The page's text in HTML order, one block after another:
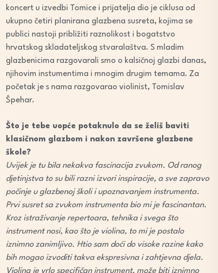
koncert u izvedbi Tomice i prijatelja dio je ciklusa od
ukupno četiri planirana glazbena susreta, kojima se
publici nastoji približiti raznolikost i bogatstvo
hrvatskog skladateljskog stvaralaštva. S mladim
glazbenicima razgovarali smo o kalsičnoj glazbi danas,
njihovim instumentima i mnogim drugim temama. Za
početak je s nama razgovarao violinist, Tomislav
Špehar.
Što je tebe uopće potaknulo da se želiš baviti
klasičnom glazbom i nakon završene glazbene
škole?
Uvijek je tu bila nekakva fascinacija zvukom. Od ranog
djetinjstva to su bili razni izvori inspiracije, a sve zapravo
počinje u glazbenoj školi i upoznavanjem instrumenta.
Prvi susret sa zvukom instrumenta bio mi je fascinantan.
Kroz istraživanje repertoara, tehnika i svega što
instrument nosi, kao što je violina, to mi je postalo
iznimno zanimljivo. Htio sam doći do visoke razine kako
bih mogao izvoditi takva ekspresivna i zahtjevna djela.
Violina je vrlo specifičan instrument, može biti iznimno